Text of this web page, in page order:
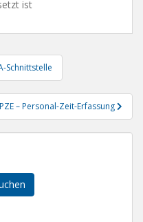
ist
Schnittstelle
– Personal-Zeit-Erfassung